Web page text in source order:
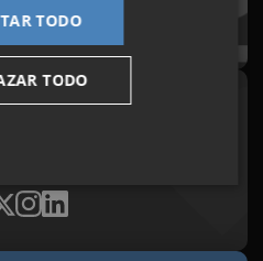
en redes
cualquier medio
TODO
TODO